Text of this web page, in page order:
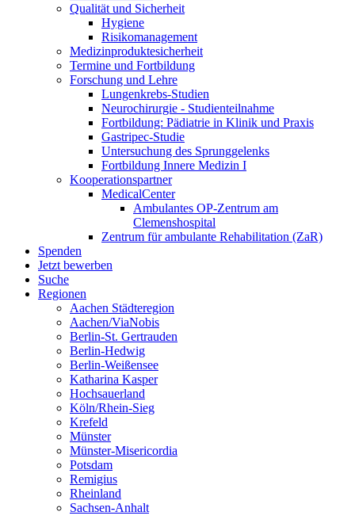
Qualität und Sicherheit
Hygiene
Risikomanagement
Medizinproduktesicherheit
Termine und Fortbildung
Forschung und Lehre
Lungenkrebs-Studien
Neurochirurgie - Studienteilnahme
Fortbildung: Pädiatrie in Klinik und Praxis
Gastripec-Studie
Untersuchung des Sprunggelenks
Fortbildung Innere Medizin I
Kooperationspartner
MedicalCenter
Ambulantes OP-Zentrum am
Clemenshospital
Zentrum für ambulante Rehabilitation (ZaR)
Spenden
Jetzt bewerben
Suche
Regionen
Aachen Städteregion
Aachen/ViaNobis
Berlin-St. Gertrauden
Berlin-Hedwig
Berlin-Weißensee
Katharina Kasper
Hochsauerland
Köln/Rhein-Sieg
Krefeld
Münster
Münster-Misericordia
Potsdam
Remigius
Rheinland
Sachsen-Anhalt